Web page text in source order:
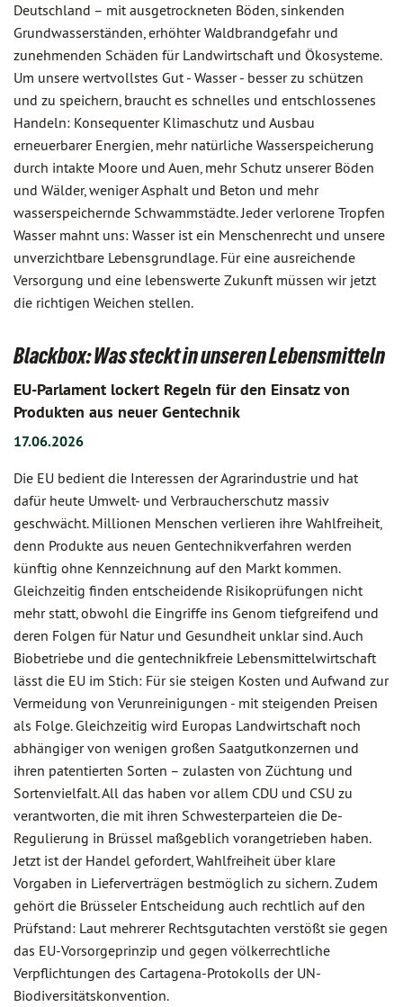
Deutschland – mit ausgetrockneten Böden, sinkenden
Grundwasserständen, erhöhter Waldbrandgefahr und
zunehmenden Schäden für Landwirtschaft und Ökosysteme.
Um unsere wertvollstes Gut - Wasser - besser zu schützen
und zu speichern, braucht es schnelles und entschlossenes
Handeln: Konsequenter Klimaschutz und Ausbau
erneuerbarer Energien, mehr natürliche Wasserspeicherung
durch intakte Moore und Auen, mehr Schutz unserer Böden
und Wälder, weniger Asphalt und Beton und mehr
wasserspeichernde Schwammstädte. Jeder verlorene Tropfen
Wasser mahnt uns: Wasser ist ein Menschenrecht und unsere
unverzichtbare Lebensgrundlage. Für eine ausreichende
Versorgung und eine lebenswerte Zukunft müssen wir jetzt
die richtigen Weichen stellen.
Blackbox: Was steckt in unseren Lebensmitteln
EU-Parlament lockert Regeln für den Einsatz von
Produkten aus neuer Gentechnik
17.06.2026
Die EU bedient die Interessen der Agrarindustrie und hat
dafür heute Umwelt- und Verbraucherschutz massiv
geschwächt. Millionen Menschen verlieren ihre Wahlfreiheit,
denn Produkte aus neuen Gentechnikverfahren werden
künftig ohne Kennzeichnung auf den Markt kommen.
Gleichzeitig finden entscheidende Risikoprüfungen nicht
mehr statt, obwohl die Eingriffe ins Genom tiefgreifend und
deren Folgen für Natur und Gesundheit unklar sind. Auch
Biobetriebe und die gentechnikfreie Lebensmittelwirtschaft
lässt die EU im Stich: Für sie steigen Kosten und Aufwand zur
Vermeidung von Verunreinigungen - mit steigenden Preisen
als Folge. Gleichzeitig wird Europas Landwirtschaft noch
abhängiger von wenigen großen Saatgutkonzernen und
ihren patentierten Sorten – zulasten von Züchtung und
Sortenvielfalt. All das haben vor allem CDU und CSU zu
verantworten, die mit ihren Schwesterparteien die De-
Regulierung in Brüssel maßgeblich vorangetrieben haben.
Jetzt ist der Handel gefordert, Wahlfreiheit über klare
Vorgaben in Lieferverträgen bestmöglich zu sichern. Zudem
gehört die Brüsseler Entscheidung auch rechtlich auf den
Prüfstand: Laut mehrerer Rechtsgutachten verstößt sie gegen
das EU-Vorsorgeprinzip und gegen völkerrechtliche
Verpflichtungen des Cartagena-Protokolls der UN-
Biodiversitätskonvention.